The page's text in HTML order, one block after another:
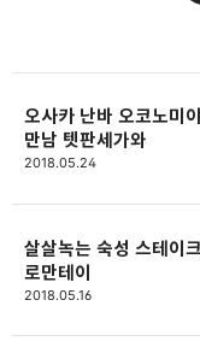
오사카 난바 오코노미
만남 텟판세가와
2018.05.24
살살녹는 숙성 스테이
로만테이
2018.05.16